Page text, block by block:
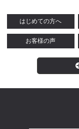
はじめての方へ
お客様の声